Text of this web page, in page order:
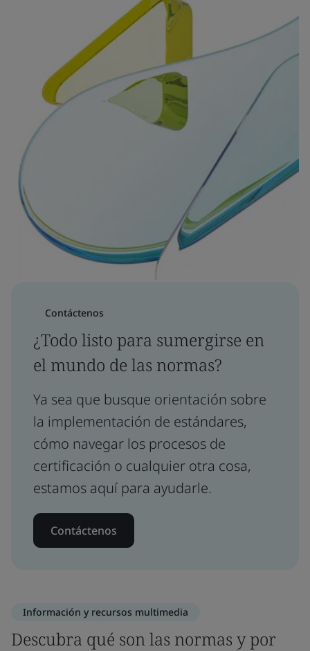
Contáctenos
¿Todo listo para sumergirse en
el mundo de las normas?
Ya sea que busque orientación sobre
la implementación de estándares,
cómo navegar los procesos de
certificación o cualquier otra cosa,
estamos aquí para ayudarle.
Contáctenos
Información y recursos multimedia
Descubra qué son las normas y por